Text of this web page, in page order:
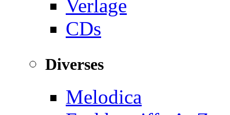
Verlage
CDs
Diverses
Melodica